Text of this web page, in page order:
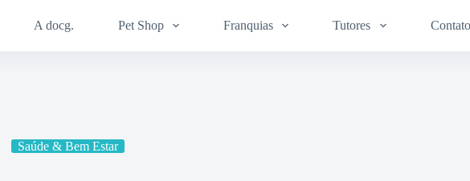
A docg. Pet Shop Franquias Tutores Contato
Saúde & Bem Estar